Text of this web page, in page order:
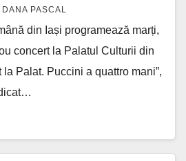
DANA PASCAL
din Iași programează marți,
concert la Palatul Culturii din
la Palat. Puccini a quattro mani”,